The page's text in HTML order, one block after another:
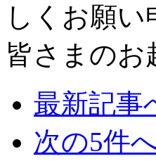
しくお願
皆さまの
最新記事
次の5件